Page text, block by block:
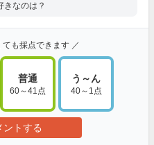
きなのは？
も採点できます ／
普通
60～41点
う～ん
40～1点
ントする